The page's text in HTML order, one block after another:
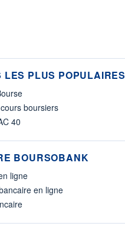
LES PLUS POPULAIRES
boursiers
40
BOURSOBANK
ligne
en ligne